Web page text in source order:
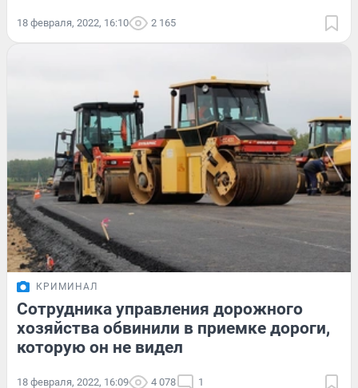
18 февраля, 2022, 16:10 2 165
КРИМИНАЛ
Сотрудника управления дорожного
хозяйства обвинили в приемке дороги,
которую он не видел
18 февраля, 2022, 16:09 4 078 1